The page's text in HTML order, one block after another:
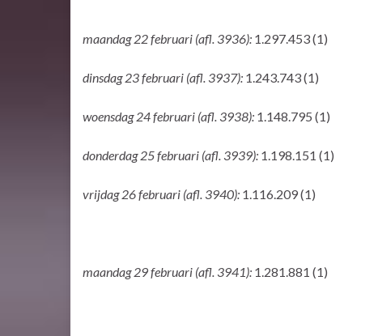
maandag 22 februari (afl. 3936): 1.297.453 (1)
dinsdag 23 februari (afl. 3937): 1.243.743 (1)
woensdag 24 februari (afl. 3938): 1.148.795 (1)
donderdag 25 februari (afl. 3939): 1.198.151 (1)
vrijdag 26 februari (afl. 3940): 1.116.209 (1)
maandag 29 februari (afl. 3941): 1.281.881 (1)